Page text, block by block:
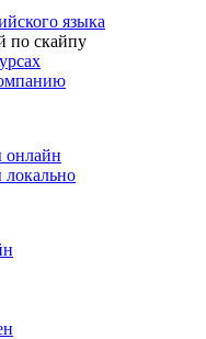
языка
по скайпу
онлайн
локально